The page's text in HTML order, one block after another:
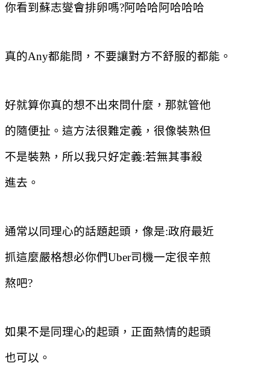
你看到蘇志燮會排卵嗎?阿哈哈阿哈哈哈
真的Any都能問，不要讓對方不舒服的都能。
好就算你真的想不出來問什麼，那就管他
的隨便扯。這方法很難定義，很像裝熟但
不是裝熟，所以我只好定義:若無其事殺
進去。
通常以同理心的話題起頭，像是:政府最近
抓這麼嚴格想必你們Uber司機一定很辛煎
熬吧?
如果不是同理心的起頭，正面熱情的起頭
也可以。